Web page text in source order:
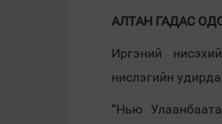
АЛТАН ГАДАС
Иргэний
нислэгийн
“Нью